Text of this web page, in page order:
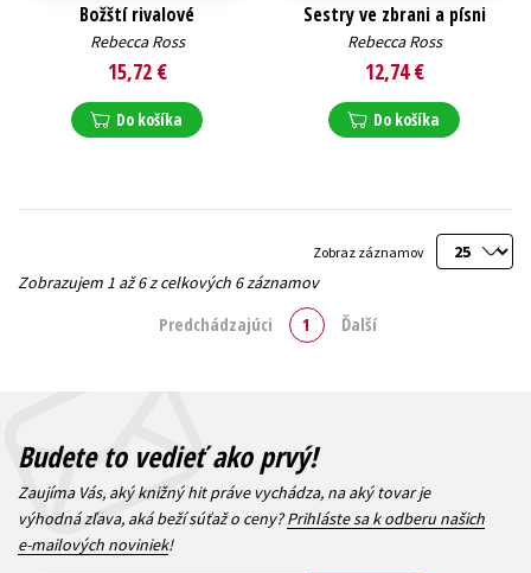
Božští rivalové
Rebecca Ross
15,72 €
Do košíka
Sestry ve zbrani a písni
Rebecca Ross
12,74 €
Do košíka
Zobraz záznamov
Zobrazujem 1 až 6 z celkových 6 záznamov
Predchádzajúci 1 Ďalší
Budete to vedieť ako prvý!
Zaujíma Vás, aký knižný hit práve vychádza, na aký tovar je
výhodná zľava, aká beží súťaž o ceny?Prihláste sa k odberu našich
e-mailových noviniek!